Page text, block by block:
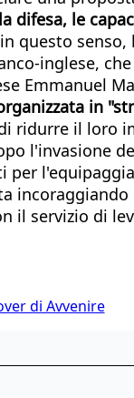
difesa, le
questo
inglese,
Emmanuel
in
ridurre il loro
l'invasione
il servizio di
di Avvenire